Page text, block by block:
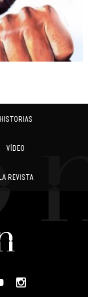
HISTORIAS
VÍDEO
REVISTA